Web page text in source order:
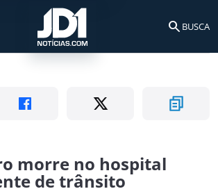
search BUSCA
morre no hospital
de trânsito